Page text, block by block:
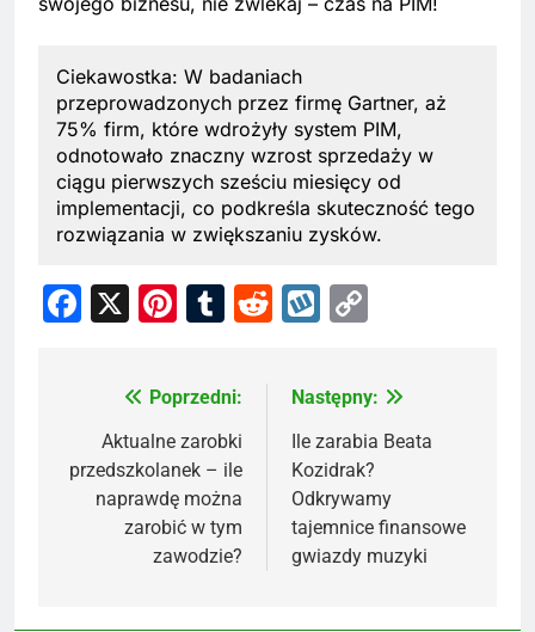
Ciekawostka: W badaniach
przeprowadzonych przez firmę Gartner, aż
75% firm, które wdrożyły system PIM,
odnotowało znaczny wzrost sprzedaży w
ciągu pierwszych sześciu miesięcy od
implementacji, co podkreśla skuteczność tego
rozwiązania w zwiększaniu zysków.
Facebook
X Pinterest
Tumblr
RedditWykop
Nawigacja
wpisu
Poprzedni:
Aktualne zarobki
przedszkolanek – ile
naprawdę można
zarobić w tym
zawodzie?
Następny:
Ile zarabia Beata
Kozidrak?
Odkrywamy
tajemnice finansowe
gwiazdy muzyki